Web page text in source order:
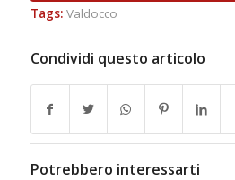
Tags: Valdocco
Condividi questo articolo
Potrebbero interessarti